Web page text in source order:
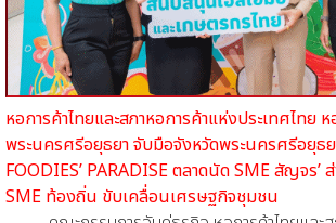
หอการค้าไทยและสภาหอการค้าแห่งประเทศไทย
พระนครศรีอยุธยา จับมือจังหวัดพระนครศรีอยุธย
FOODIES’ PARADISE ตลาดนัด SME สัญจร’
SME ท้องถิ่น ขับเคลื่อนเศรษฐกิจชุมชน